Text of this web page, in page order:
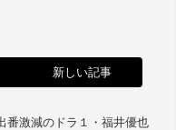
新しい記事
番激減のドラ１・福井優也